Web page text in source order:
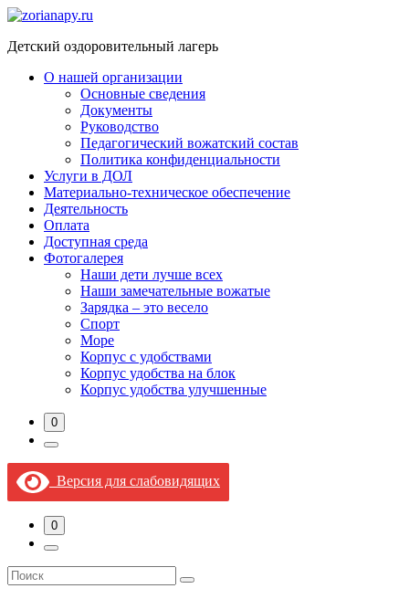
Перейти
содержимому
Детский оздоровительный лагерь
О нашей организации
Основные сведения
Документы
Руководство
Педагогический вожатский состав
Политика конфиденциальности
Услуги в ДОЛ
Материально-техническое обеспечение
Деятельность
Оплата
Доступная среда​
Фотогалерея
Наши дети лучше всех
Наши замечательные вожатые
Зарядка – это весело
Спорт
Море
Корпус с удобствами
Корпус удобства на блок
Корпус удобства улучшенные
0
Версия для слабовидящих
0